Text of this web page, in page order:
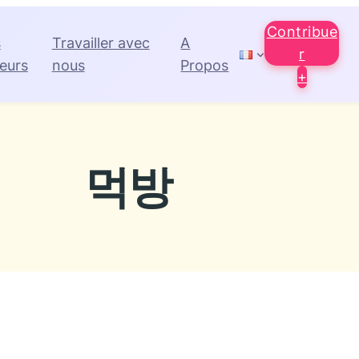
Travailler avec
nous
A
Propos
Contribue
r
+
먹방